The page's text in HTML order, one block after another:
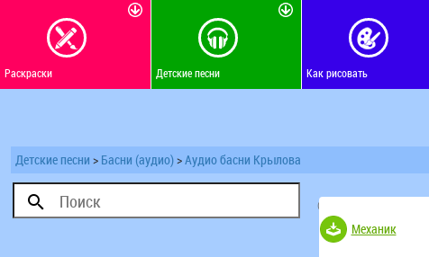
Раскраски Детские песни Как рисовать
Детские песни > Басни (аудио)>Аудио басни Крылова
(Голосов 30)
Механик